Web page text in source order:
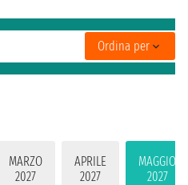
MARZO
2027
APRILE
2027
MAGGIO
2027
Ordina per